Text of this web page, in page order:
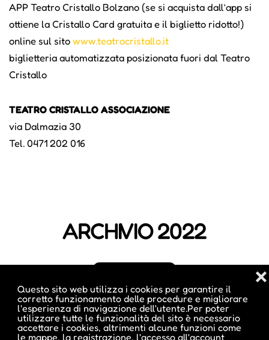
Questo sito web utilizza i cookies per garantire il
corretto funzionamento delle procedure e migliorare
l'esperienza di navigazione dell'utente.Per poter
utilizzare tutte le funzionalità del sito è necessario
accettare i cookies, altrimenti alcune funzioni come
le mappe, la registrazione, l'accesso all'account
❌
APP Teatro Cristallo Bolzano (se si acquista dall’app si
ottiene la Cristallo Card gratuita e il biglietto ridotto!)
online sul sito www.teatrocristallo.it
biglietteria automatizzata posizionata fuori dal Teatro
Cristallo
TEATRO CRISTALLO ASSOCIAZIONE
via Dalmazia 30
Tel. 0471 202 016
ARCHIVIO 2022
GENNAIO